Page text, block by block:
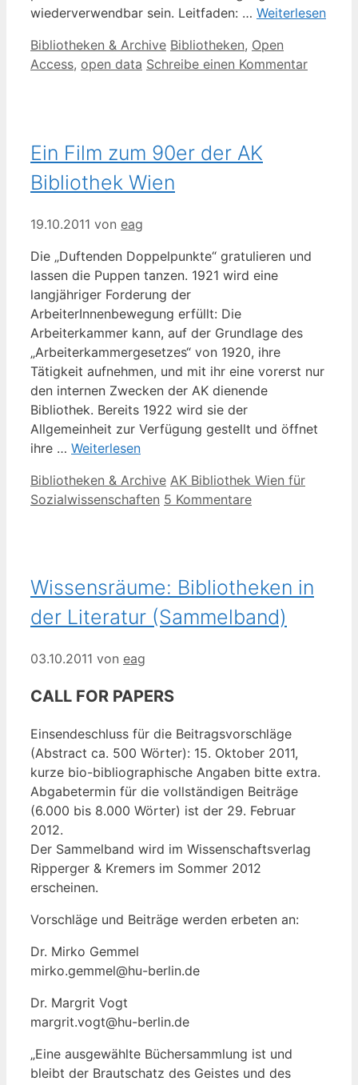
wiederverwendbar sein. Leitfaden: … Weiterlesen
Kategorien
Bibliotheken & Archive Schlagwörter
Bibliotheken, Open
Access, open data Schreibe einen Kommentar
Ein Film zum 90er der AK
Bibliothek Wien
19.10.2011 von eag
Die „Duftenden Doppelpunkte“ gratulieren und
lassen die Puppen tanzen. 1921 wird eine
langjähriger Forderung der
ArbeiterInnenbewegung erfüllt: Die
Arbeiterkammer kann, auf der Grundlage des
„Arbeiterkammergesetzes“ von 1920, ihre
Tätigkeit aufnehmen, und mit ihr eine vorerst nur
den internen Zwecken der AK dienende
Bibliothek. Bereits 1922 wird sie der
Allgemeinheit zur Verfügung gestellt und öffnet
ihre … Weiterlesen
Kategorien
Bibliotheken & Archive Schlagwörter
AK Bibliothek Wien für
Sozialwissenschaften 5 Kommentare
Wissensräume: Bibliotheken in
der Literatur (Sammelband)
03.10.2011 von eag
CALL FOR PAPERS
Einsendeschluss für die Beitragsvorschläge
(Abstract ca. 500 Wörter): 15. Oktober 2011,
kurze bio-bibliographische Angaben bitte extra.
Abgabetermin für die vollständigen Beiträge
(6.000 bis 8.000 Wörter) ist der 29. Februar
2012.
Der Sammelband wird im Wissenschaftsverlag
Ripperger & Kremers im Sommer 2012
erscheinen.
Vorschläge und Beiträge werden erbeten an:
Dr. Mirko Gemmel
mirko.gemmel@hu-berlin.de
Dr. Margrit Vogt
margrit.vogt@hu-berlin.de
„Eine ausgewählte Büchersammlung ist und
bleibt der Brautschatz des Geistes und des